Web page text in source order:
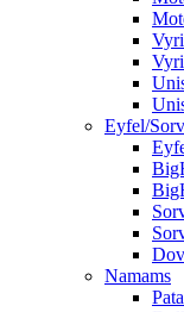
Eyfel/
Namams